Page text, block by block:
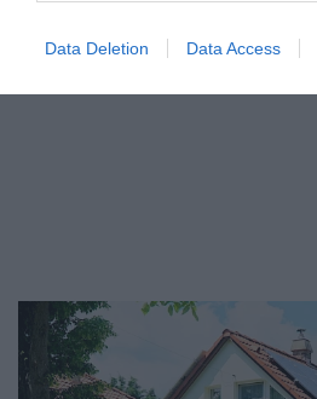
Data Deletion Data Access